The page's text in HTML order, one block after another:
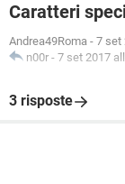
Caratteri
Andrea49Roma - 7 set
n00r - 7 set 2017
3 risposte